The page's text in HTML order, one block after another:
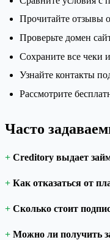
Прочитайте отзывы
Проверьте домен
Сохраните все чеки
Узнайте контакты
Рассмотрите
Часто
Creditory выдает
Как отказаться от
Сколько стоит
Можно ли получить